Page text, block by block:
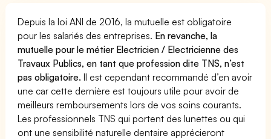
Depuis la loi ANI de 2016, la mutuelle est obligatoire
pour les salariés des entreprises. En revanche, la
mutuelle pour le métier Electricien / Electricienne des
Travaux Publics, en tant que profession dite TNS, n’est
pas obligatoire.Il est cependant recommandé d’en avoir
une car cette dernière est toujours utile pour avoir de
meilleurs remboursements lors de vos soins courants.
Les professionnels TNS qui portent des lunettes ou qui
ont une sensibilité naturelle dentaire apprécieront